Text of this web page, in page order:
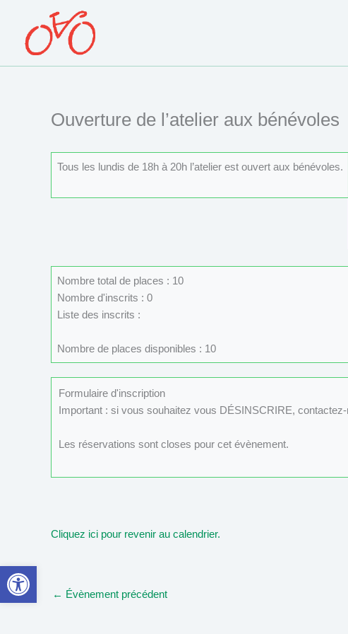
Ouvrir la barre d’outils
contenu
Ouverture de l’atelier aux bénévoles
Tous les lundis de 18h à 20h l’atelier est ouvert aux bénévoles.
Nombre total de places : 10
Nombre d'inscrits : 0
Liste des inscrits :
Nombre de places disponibles : 10
Formulaire d'inscription
Important : si vous souhaitez vous DÉSINSCRIRE,
Les réservations sont closes pour cet évènement.
Cliquez ici pour revenir au calendrier.
← Évènement précédent